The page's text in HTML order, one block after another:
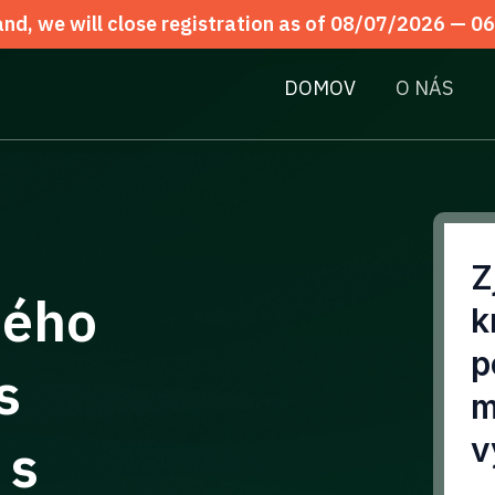
we will close registration as of 08/07/2026 —
DOMOV O NÁS